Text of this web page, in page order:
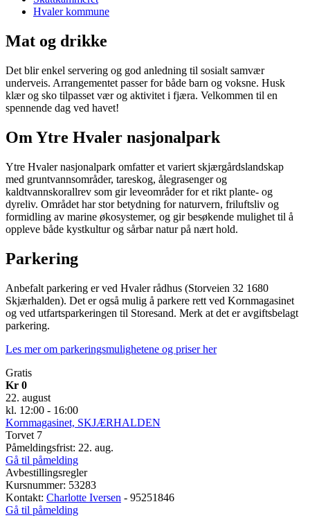
Hvaler kommune
Mat og drikke
Det blir enkel servering og god anledning til sosialt samvær
underveis. Arrangementet passer for både barn og voksne. Husk
klær og sko tilpasset vær og aktivitet i fjæra. Velkommen til en
spennende dag ved havet!
Om Ytre Hvaler nasjonalpark
Ytre Hvaler nasjonalpark omfatter et variert skjærgårdslandskap
med gruntvannsområder, tareskog, ålegrasenger og
kaldtvannskorallrev som gir leveområder for et rikt plante- og
dyreliv. Området har stor betydning for naturvern, friluftsliv og
formidling av marine økosystemer, og gir besøkende mulighet til å
oppleve både kystkultur og sårbar natur på nært hold.
Parkering
Anbefalt parkering er ved Hvaler rådhus (Storveien 32 1680
Skjærhalden). Det er også mulig å parkere rett ved Kornmagasinet
og ved utfartsparkeringen til Storesand. Merk at det er avgiftsbelagt
parkering.
Les mer om parkeringsmulighetene og priser her
Gratis
Kr 0
22. august
kl. 12:00 - 16:00
Kornmagasinet, SKJÆRHALDEN
Torvet 7
Påmeldingsfrist: 22. aug.
Gå til påmelding
Avbestillingsregler
Kursnummer: 53283
Kontakt: Charlotte Iversen - 95251846
Gå til påmelding